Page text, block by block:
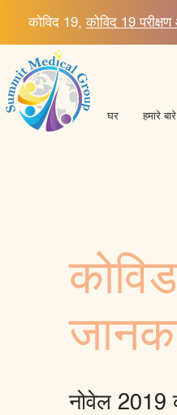
कोविद 19,कोविद 19
घर हमारे
नोवेल 2019